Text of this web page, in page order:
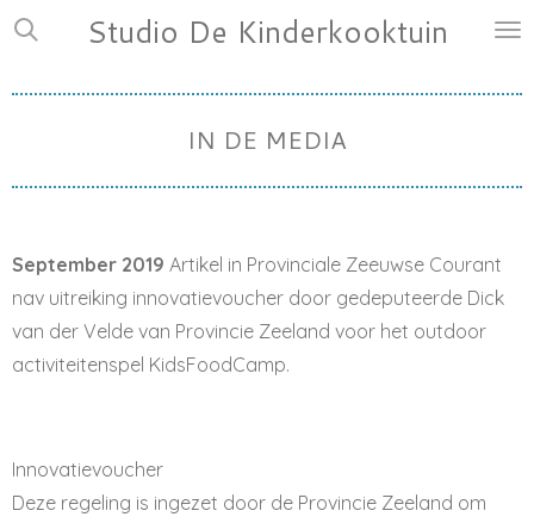
Ga
naar
Studio De Kinderkooktuin
IN DE MEDIA
September 2019 Artikel in Provinciale Zeeuwse Courant
nav uitreiking innovatievoucher door gedeputeerde Dick
van der Velde van Provincie Zeeland voor het outdoor
activiteitenspel KidsFoodCamp.
Innovatievoucher
Deze regeling is ingezet door de Provincie Zeeland om